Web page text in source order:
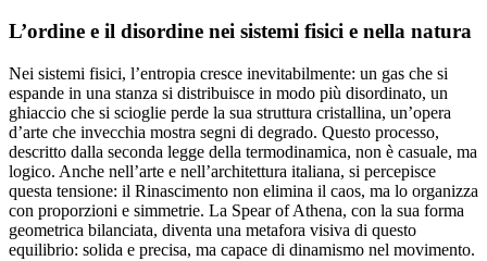
L’ordine e il disordine nei sistemi fisici e nella natura
Nei sistemi fisici, l’entropia cresce inevitabilmente: un gas che si
espande in una stanza si distribuisce in modo più disordinato, un
ghiaccio che si scioglie perde la sua struttura cristallina, un’opera
d’arte che invecchia mostra segni di degrado. Questo processo,
descritto dalla seconda legge della termodinamica, non è casuale, ma
logico. Anche nell’arte e nell’architettura italiana, si percepisce
questa tensione: il Rinascimento non elimina il caos, ma lo organizza
con proporzioni e simmetrie. La Spear of Athena, con la sua forma
geometrica bilanciata, diventa una metafora visiva di questo
equilibrio: solida e precisa, ma capace di dinamismo nel movimento.